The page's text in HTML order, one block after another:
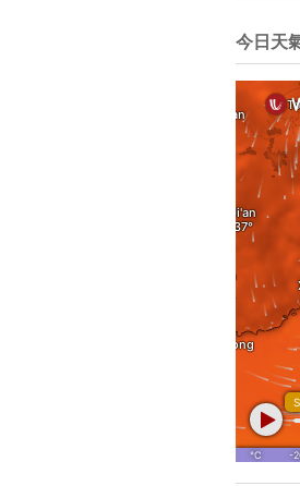
今日天